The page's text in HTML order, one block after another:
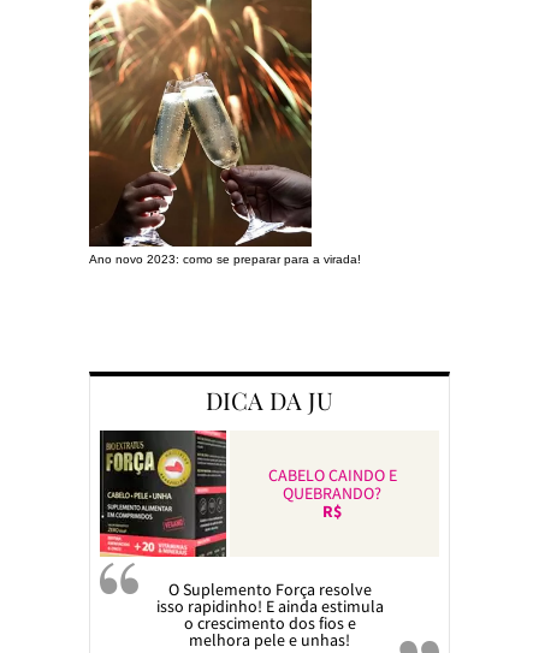
Ano novo 2023: como se preparar para a virada!
DICA DA JU
CABELO CAINDO E
QUEBRANDO?
R$
O Suplemento Força resolve
isso rapidinho! E ainda estimula
o crescimento dos fios e
melhora pele e unhas!